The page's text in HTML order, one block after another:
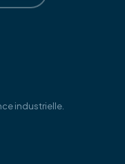
industrielle.